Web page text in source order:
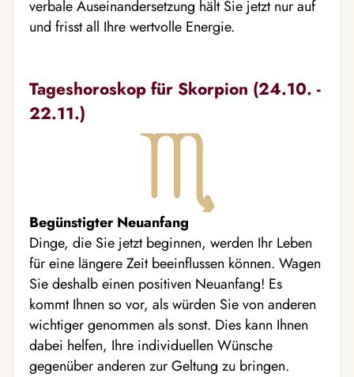
verbale Auseinandersetzung hält Sie jetzt nur auf
und frisst all Ihre wertvolle Energie.
Tageshoroskop für Skorpion (24.10. -
22.11.)
Begünstigter Neuanfang
Dinge, die Sie jetzt beginnen, werden Ihr Leben
für eine längere Zeit beeinflussen können. Wagen
Sie deshalb einen positiven Neuanfang! Es
kommt Ihnen so vor, als würden Sie von anderen
wichtiger genommen als sonst. Dies kann Ihnen
dabei helfen, Ihre individuellen Wünsche
gegenüber anderen zur Geltung zu bringen.